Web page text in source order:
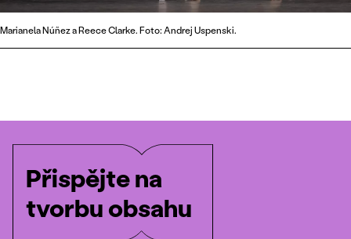
Marianela Núñez a Reece Clarke. Foto: Andrej Uspenski.
Přispějte na
tvorbu obsahu